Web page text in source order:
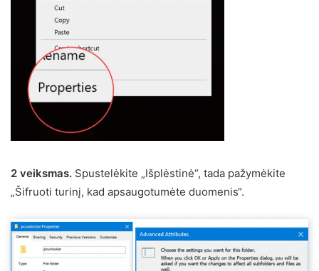
2 veiksmas. Spustelėkite „Išplėstinė“, tada pažymėkite
„Šifruoti turinį, kad apsaugotumėte duomenis“.